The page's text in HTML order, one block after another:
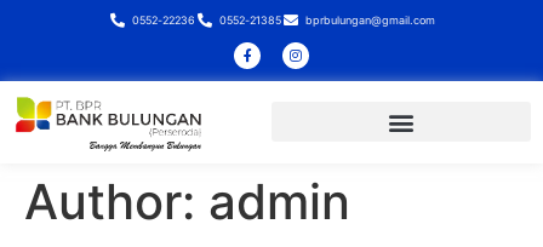
0552-22236 0552-21385 bprbulungan@gmail.com
Author: admin